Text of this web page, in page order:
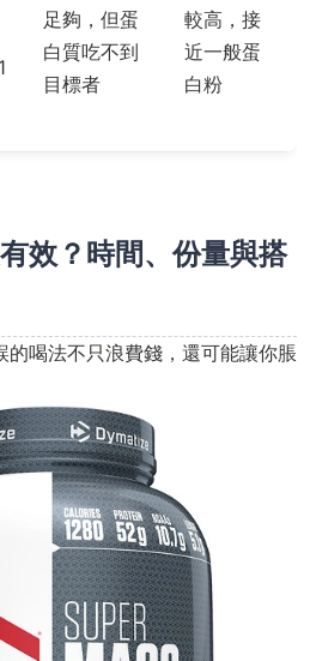
足夠，但蛋
白質吃不到
目標者
較高，接
近一般蛋
白粉
效？時間、份量與搭
的喝法不只浪費錢，還可能讓你脹